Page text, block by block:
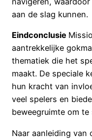
aan de slag kunnen.
Eindconclusie
aantrekkelijke
thematiek die het
maakt. De speciale
hun kracht van
veel spelers en
beweegruimte om te
Naar aanleiding van